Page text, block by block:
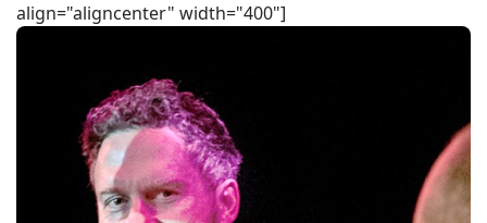
align="aligncenter" width="400"]